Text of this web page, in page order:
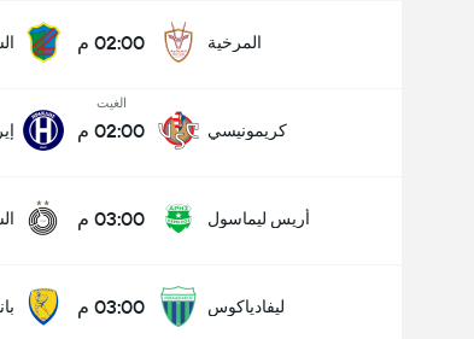
المرخية 02:00 م
كريمونيسي
الغيت
02:00 م
أريس ليماسول 03:00 م
ليفادياكوس 03:00 م